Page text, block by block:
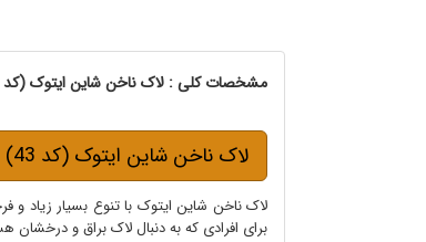
مشخصات کلی : لاک ناخن شاین ایتوک (کد 43)
لاک ناخن شاین ایتوک (کد 43)
لاک ناخن شاین ایتوک با تنوع بسیار زیاد
برای افرادی که به دنبال لاک براق و